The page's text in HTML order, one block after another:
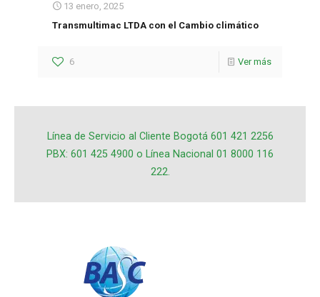
13 enero, 2025
Transmultimac LTDA con el Cambio climático
6 Ver más
Línea de Servicio al Cliente Bogotá 601 421 2256
PBX: 601 425 4900 o Línea Nacional 01 8000 116
222.